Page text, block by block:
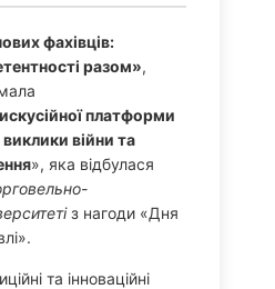
фахівців:
разом»,
платформи
війни та
», яка відбулася
з нагоди «Дня
та інноваційні